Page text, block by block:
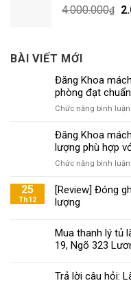
4.000.000₫
BÀI VIẾT MỚI
Đăng Khoa
phòng đạt chuẩn
Chức năng bình luận
Đăng Khoa
lượng phù hợp
Chức năng bình luận
25
Th12
[Review] Đóng
lượng
Mua thanh lý tủ
19, Ngõ 323
Trả lời câu hỏi: